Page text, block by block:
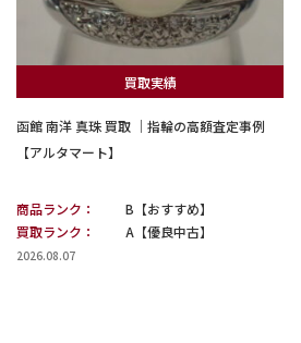
買取実績
函館 南洋 真珠 買取 ｜指輪の高額査定事例
【アルタマート】
商品ランク：
B【おすすめ】
買取ランク：
A【優良中古】
2026.08.07